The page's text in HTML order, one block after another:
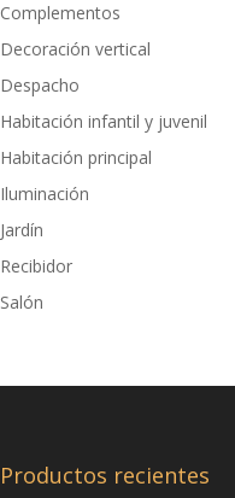
Complementos
Decoración vertical
Despacho
Habitación infantil y juvenil
Habitación principal
Iluminación
Jardín
Recibidor
Salón
Productos recientes